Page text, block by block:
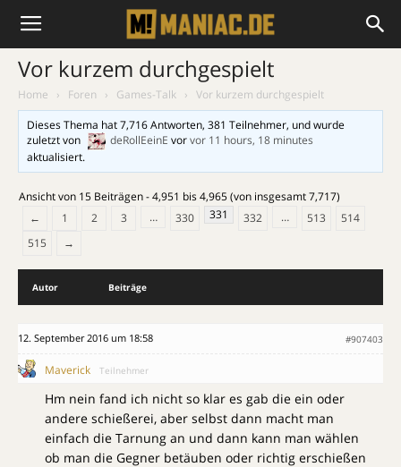
Vor kurzem durchgespielt
Home › Foren › Games-Talk › Vor kurzem durchgespielt
Dieses Thema hat 7,716 Antworten, 381 Teilnehmer, und wurde
zuletzt von
deRollEeinE vorvor 11 hours, 18 minutes
aktualisiert.
Ansicht von 15 Beiträgen - 4,951 bis 4,965 (von insgesamt 7,717)
←
1 2 3 … 330 331 332 … 513
514
515
→
Autor Beiträge
12. September 2016 um 18:58 #907403
Maverick Teilnehmer
Hm nein fand ich nicht so klar es gab die ein oder
andere schießerei, aber selbst dann macht man
einfach die Tarnung an und dann kann man wählen
ob man die Gegner betäuben oder richtig erschießen